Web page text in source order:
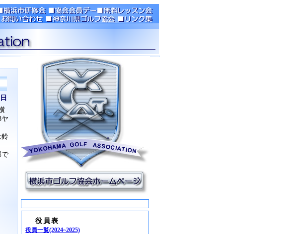
鈴
で
役員表
役員一覧(2024~2025)